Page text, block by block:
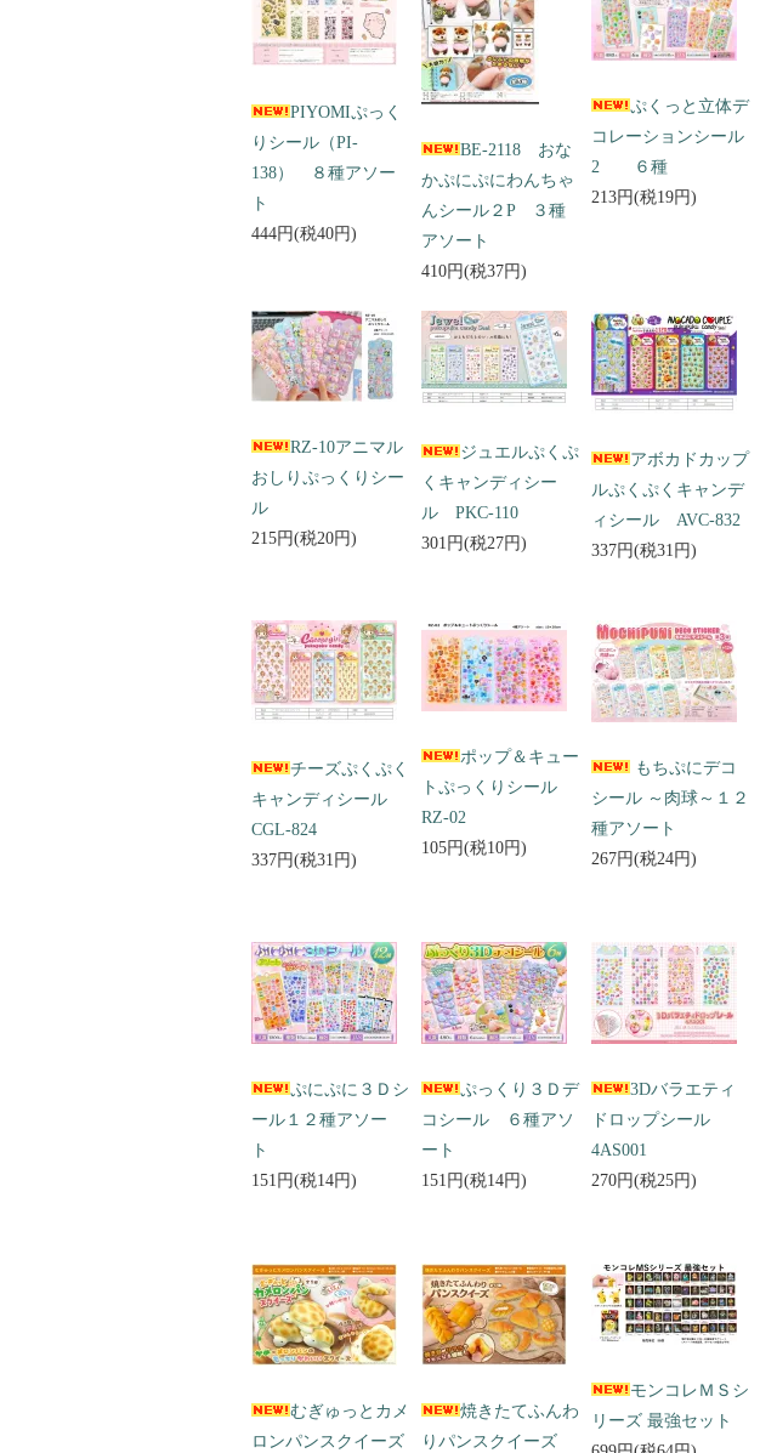
PIYOMIぷっく
りシール（PI-
138） ８種アソー
ト
444円(税40円)
BE-2118 おな
かぷにぷにわんちゃ
んシール２P ３種
アソート
410円(税37円)
ぷくっと立体デ
コレーションシール
2 ６種
213円(税19円)
RZ-10アニマル
おしりぷっくりシー
ル
215円(税20円)
ジュエルぷくぷ
くキャンディシー
ル PKC-110
301円(税27円)
アボカドカップ
ルぷくぷくキャンデ
ィシール AVC-832
337円(税31円)
チーズぷくぷく
キャンディシール
CGL-824
337円(税31円)
ポップ＆キュー
トぷっくりシール
RZ-02
105円(税10円)
もちぷにデコ
シール ～肉球～１２
種アソート
267円(税24円)
ぷにぷに３Ｄシ
ール１２種アソー
ト
151円(税14円)
ぷっくり３Ｄデ
コシール ６種アソ
ート
151円(税14円)
3Dバラエティ
ドロップシール
4AS001
270円(税25円)
むぎゅっとカメ
ロンパンスクイーズ
焼きたてふんわ
りパンスクイーズ
モンコレＭＳシ
リーズ 最強セット